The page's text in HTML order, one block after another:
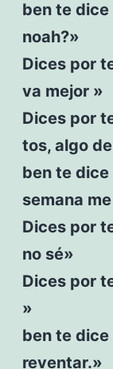
ben te
noah?»
Dices por
va mejor »
Dices por
tos, algo
ben te
semana
Dices por
no sé»
Dices por
»
ben te
reventar.»